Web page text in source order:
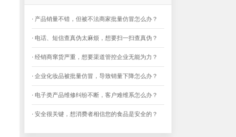
· 产品销量不错，但被不法商家批量仿冒怎么办？
· 电话、短信查真伪太麻烦，想要扫一扫查真伪？
· 经销商窜货严重，想要渠道管控企业无能为力？
· 企业化妆品被批量仿冒，导致销量下降怎么办？
· 电子类产品维修纠纷不断，客户难维系怎么办？
· 安全很关键，想消费者相信您的食品是安全的？